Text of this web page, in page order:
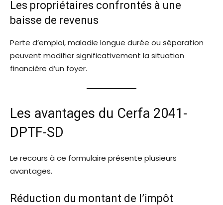
Les propriétaires confrontés à une
baisse de revenus
Perte d’emploi, maladie longue durée ou séparation
peuvent modifier significativement la situation
financière d’un foyer.
Les avantages du Cerfa 2041-
DPTF-SD
Le recours à ce formulaire présente plusieurs
avantages.
Réduction du montant de l’impôt